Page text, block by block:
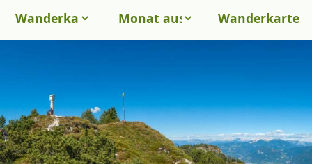
A
P
R
I
N
Touren
Datum
Wanderkarte